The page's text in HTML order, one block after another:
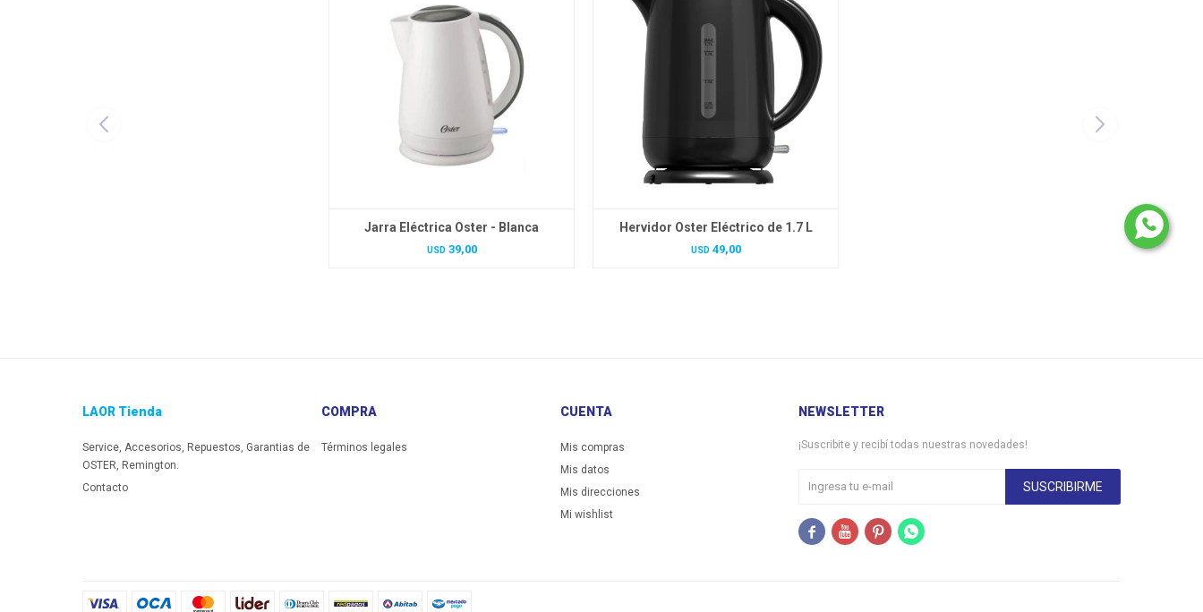
Jarra Eléctrica Oster - Blanca
USD 39,00
Hervidor Oster Eléctrico de 1.7 L
USD 49,00
LAOR Tienda
Service, Accesorios, Repuestos, Garantias de
OSTER, Remington.
Contacto
COMPRA
Términos legales
CUENTA
Mis compras
Mis datos
Mis direcciones
Mi wishlist
NEWSLETTER
¡Suscribite y recibí todas nuestras novedades!
SUSCRIBIRME
   